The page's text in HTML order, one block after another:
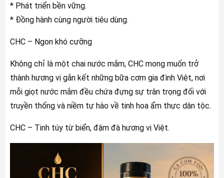
* Phát triển bền vững.
* Đồng hành cùng người tiêu dùng.
CHC – Ngon khó cưỡng
Không chỉ là một chai nước mắm, CHC mong muốn trở
thành hương vị gắn kết những bữa cơm gia đình Việt, nơi
mỗi giọt nước mắm đều chứa đựng sự trân trọng đối với
truyền thống và niềm tự hào về tinh hoa ẩm thực dân tộc.
CHC – Tinh túy từ biển, đậm đà hương vị Việt.